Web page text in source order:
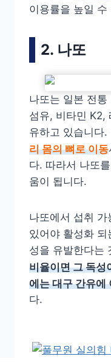
이용률을 높일 수
2. 나또
나또는 일본 전통
섬유, 비타민 K2,
유하고 있습니다.
리 몸의 뼈로 이동
다. 따라서 나또
움이 됩니다.
나또에서 섭취
있어야 활성화
성을 유발한다는
비율이면 그 독성
에는 대구 간유에
다.